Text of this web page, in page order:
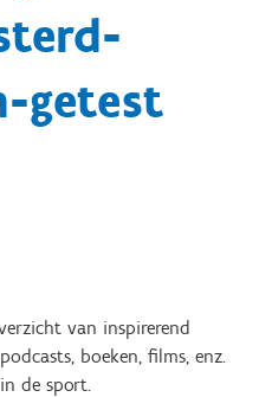
getest
van inspirerend
boeken, films, enz.
de sport.